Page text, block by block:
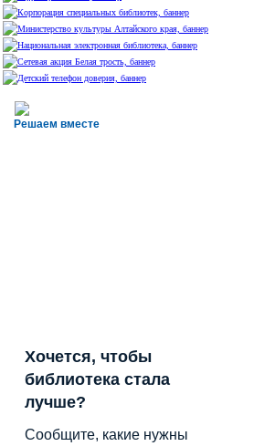
Решаем вместе
Хочется, чтобы
библиотека стала
лучше?
Сообщите, какие нужны